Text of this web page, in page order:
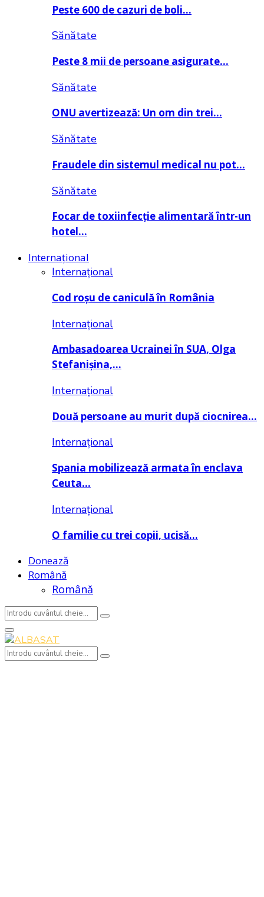
Peste 600 de cazuri de boli…
Sănătate
Peste 8 mii de persoane asigurate…
Sănătate
ONU avertizează: Un om din trei…
Sănătate
Fraudele din sistemul medical nu pot…
Sănătate
Focar de toxiinfecție alimentară într-un
hotel…
Internațional
Internațional
Cod roșu de caniculă în România
Internațional
Ambasadoarea Ucrainei în SUA, Olga
Stefanișina,…
Internațional
Două persoane au murit după ciocnirea…
Internațional
Spania mobilizează armata în enclava
Ceuta…
Internațional
O familie cu trei copii, ucisă…
Donează
Română
Română
Search
for:
Search
Primary
Menu
Search
Search